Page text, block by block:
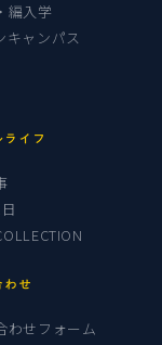
編入学
キャンパス
ライフ
わせ
わせフォーム